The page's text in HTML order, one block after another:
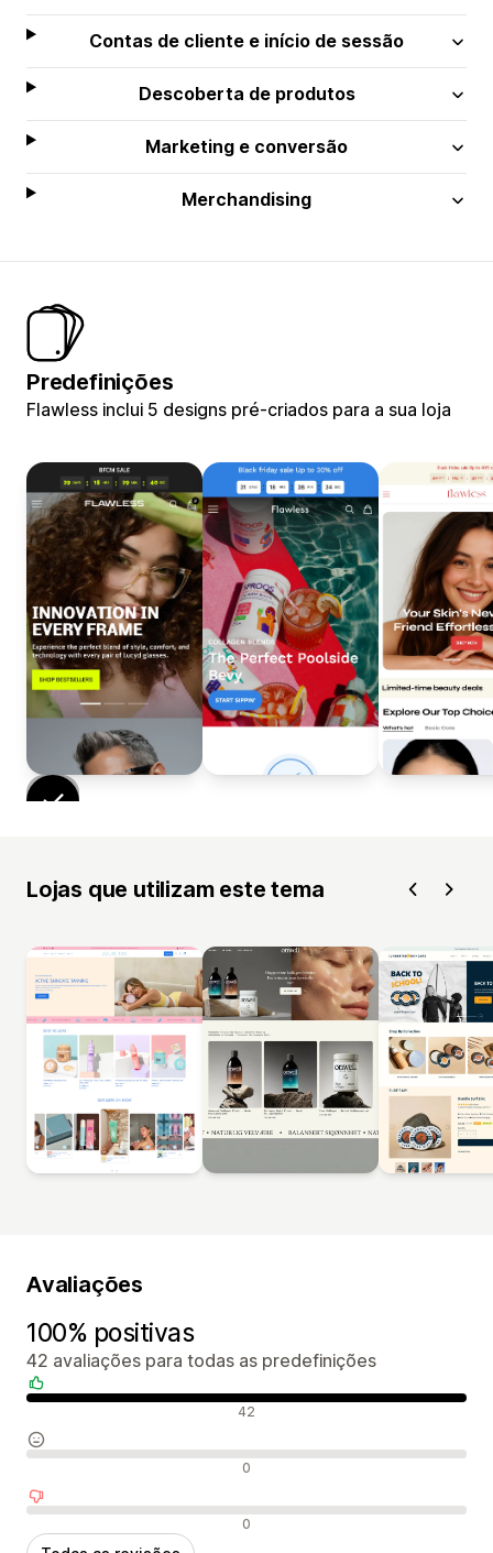
Contas de cliente e início de sessão
Descoberta de produtos
Marketing e conversão
Merchandising
Predefinições
Flawless inclui 5 designs pré-criados para a sua loja
Lojas que utilizam este tema
Avaliações
100% positivas
42 avaliações para todas as predefinições
Avaliações positivas 42
Avaliações neutras 0
Avaliações negativas 0